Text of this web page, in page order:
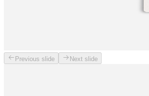
Previous slide Next slide